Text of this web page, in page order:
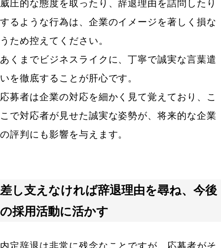
威圧的な態度を取ったり、辞退理由を詰問したり
するような行為は、企業のイメージを著しく損な
うため控えてください。
あくまでビジネスライクに、丁寧で誠実な言葉遣
いを徹底することが肝心です。
応募者は企業の対応を細かく見て覚えており、こ
こで対応者が見せた誠実な姿勢が、将来的な企業
の評判にも影響を与えます。
差し支えなければ辞退理由を尋ね、今後
の採用活動に活かす
内定辞退は非常に残念なことですが、応募者がそ